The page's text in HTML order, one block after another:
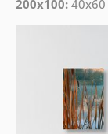
200x100: